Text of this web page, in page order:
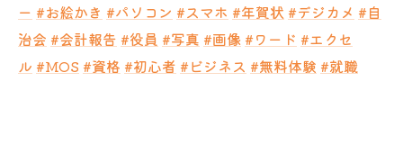
ー #お絵かき #パソコン #スマホ #年賀状 #デジカメ #自
治会 #会計報告 #役員 #写真 #画像 #ワード #エクセ
ル #MOS #資格 #初心者 #ビジネス #無料体験 #就職